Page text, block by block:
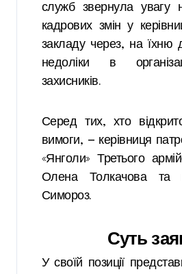
служб звернула увагу
кадрових змін у
закладу через, на їхню
недоліки в
захисників.
Серед тих, хто
вимоги, — керівниця
«Янголи» Третього
Олена Толкачова та
Симороз.
Суть
У своїй позиції